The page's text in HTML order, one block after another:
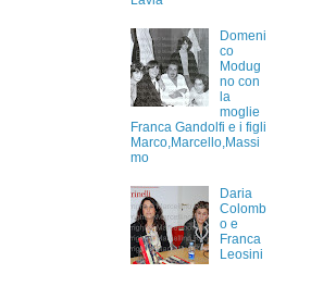
Domeni
co
Modug
no con
la
moglie
Franca Gandolfi e i figli
Marco,Marcello,Massi
mo
Daria
Colomb
o e
Franca
Leosini